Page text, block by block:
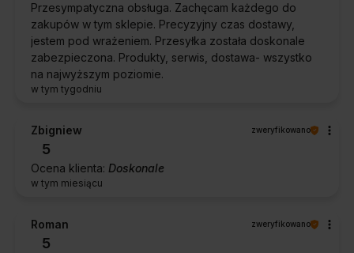
Przesympatyczna obsługa. Zachęcam każdego do
zakupów w tym sklepie. Precyzyjny czas dostawy,
jestem pod wrażeniem. Przesyłka została doskonale
zabezpieczona. Produkty, serwis, dostawa- wszystko
na najwyższym poziomie.
w tym tygodniu
Zbigniew zweryfikowano
5
Ocena klienta: Doskonale
w tym miesiącu
Roman zweryfikowano
5